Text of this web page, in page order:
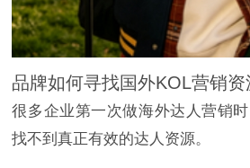
品牌如何寻找国外KOL营销资
很多企业第一次做海外达人营销
找不到真正有效的达人资源。